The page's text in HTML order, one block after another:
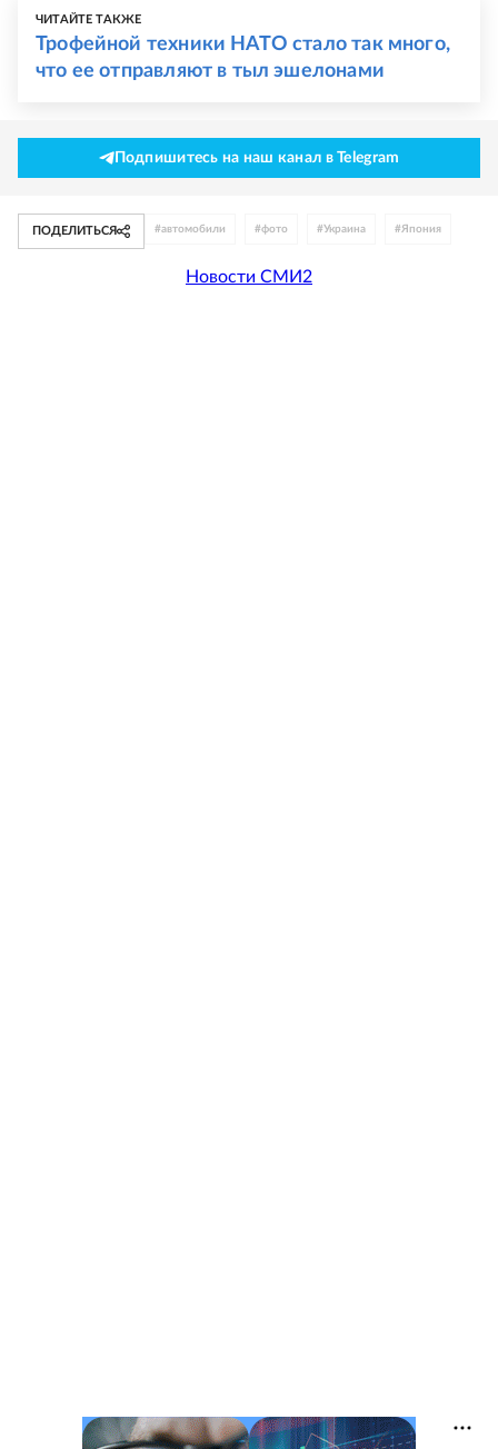
ЧИТАЙТЕ ТАКЖЕ
Трофейной техники НАТО стало так много,
что ее отправляют в тыл эшелонами
Подпишитесь на наш канал в Telegram
ПОДЕЛИТЬСЯ #автомобили #фото #Украина # Япония
Новости СМИ2